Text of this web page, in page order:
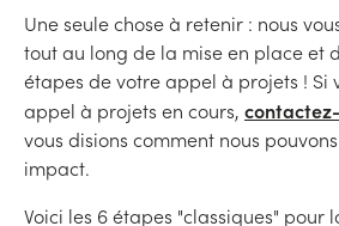
Une seule chose à retenir : nous
tout au long de la mise en place et
étapes de votre appel à projets ! Si
appel à projets en cours,
vous disions comment nous
impact.
Voici les 6 étapes "classiques" pour